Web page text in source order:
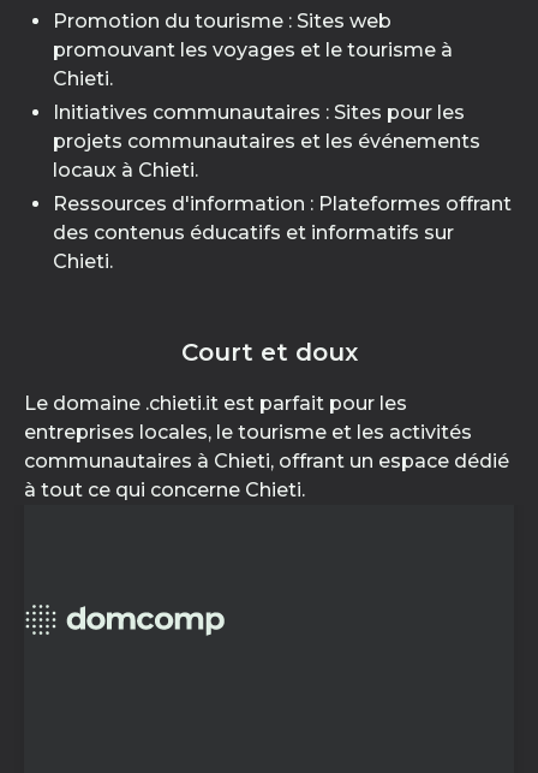
Promotion du tourisme : Sites web
promouvant les voyages et le tourisme à
Chieti.
Initiatives communautaires : Sites pour les
projets communautaires et les événements
locaux à Chieti.
Ressources d'information : Plateformes offrant
des contenus éducatifs et informatifs sur
Chieti.
Court et doux
Le domaine .chieti.it est parfait pour les
entreprises locales, le tourisme et les activités
communautaires à Chieti, offrant un espace dédié
à tout ce qui concerne Chieti.